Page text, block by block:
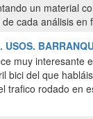
un material
cada análisis
USOS.
muy
bici del que
trafico rodado en